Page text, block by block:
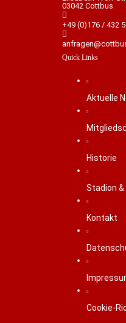
03042 Cottbus
+49 (0)176 / 432
Quick Links
Aktuelle
Historie
Stadion
Kontakt
Cookie-